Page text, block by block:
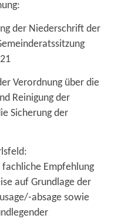
der Niederschrift der
Verordnung über die
Reinigung der
Sicherung der
fachliche Empfehlung
auf Grundlage der
absage sowie